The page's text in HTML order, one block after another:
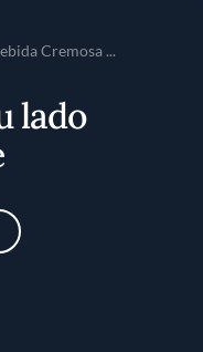
Cremosa ...
lado